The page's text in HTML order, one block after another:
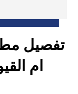
تفصيل
ام القيوين